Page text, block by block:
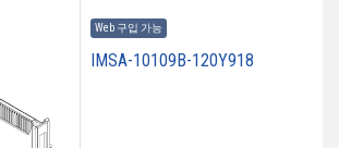
Web 구입 가능
IMSA-10109B-120Y918